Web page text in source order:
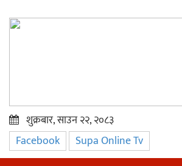
प्रमुख
शुक्रबार, साउन २२, २०८३
Facebook Supa Online Tv